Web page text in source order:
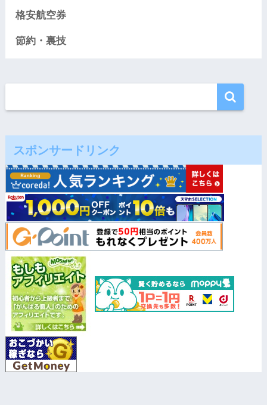
格安航空券
節約・裏技
スポンサードリンク